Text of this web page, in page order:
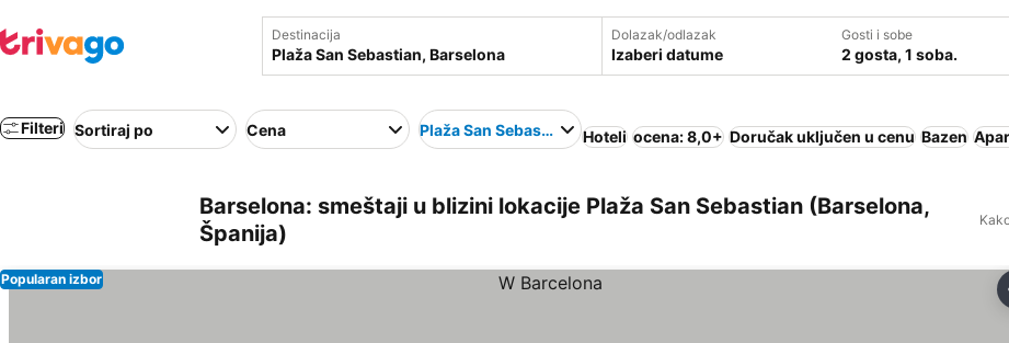
Destinacija Dolazak/odlazak
Izaberi datume
Gosti i sobe
2 gosta, 1 soba.
Filteri Sortiraj po Cena Plaža San Sebastian Hoteli ocena: 8,0+ Doručak uključen u cenu Bazen
Barselona: smeštaji u blizini lokacije Plaža San Sebastian (Barselona,
Španija)
Popularan izbor